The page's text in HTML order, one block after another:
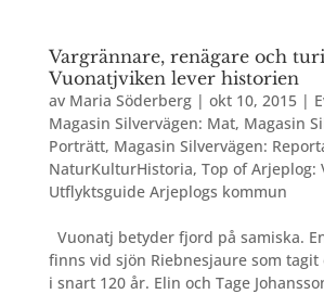
Vargrännare, renägare och
Vuonatjviken lever historien
av Maria Söderberg| okt 10, 2015|
Magasin Silvervägen: Mat, Magasin
Porträtt, Magasin Silvervägen:
NaturKulturHistoria, Top of Arjeplog:
Utflyktsguide Arjeplogs kommun
Vuonatj betyder fjord på samiska.
finns vid sjön Riebnesjaure som tagit
i snart 120 år. Elin och Tage